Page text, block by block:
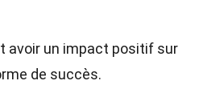
avoir un impact positif sur
de succès.